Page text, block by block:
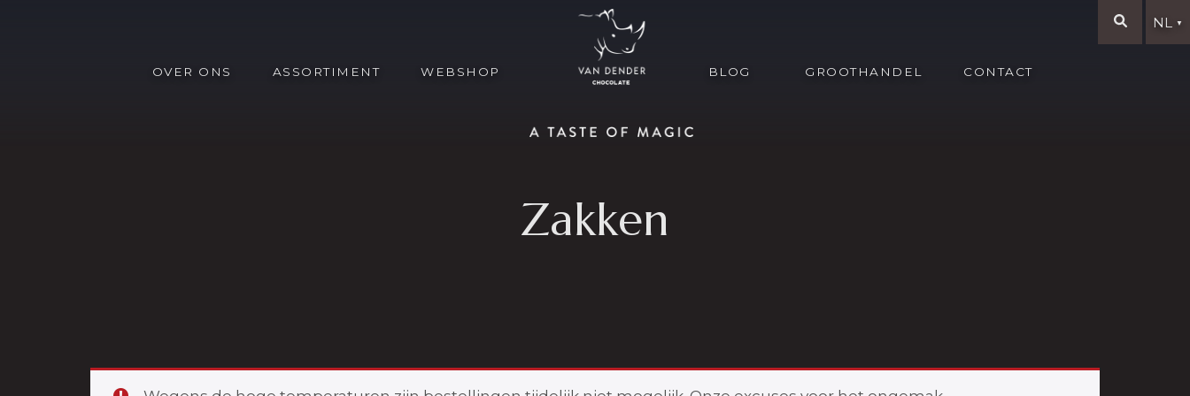
OVER ONS ASSORTIMENT WEBSHOP BLOG GROOTHANDEL CONTACT
NL ▼
Zakken